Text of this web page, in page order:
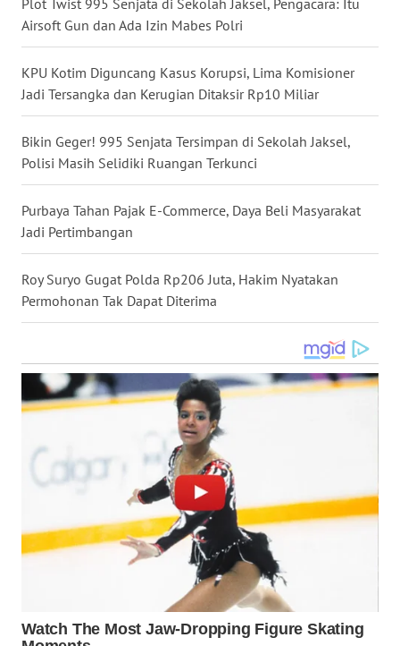
Plot Twist 995 Senjata di Sekolah Jaksel, Pengacara: Itu
Airsoft Gun dan Ada Izin Mabes Polri
KPU Kotim Diguncang Kasus Korupsi, Lima Komisioner
Jadi Tersangka dan Kerugian Ditaksir Rp10 Miliar
Bikin Geger! 995 Senjata Tersimpan di Sekolah Jaksel,
Polisi Masih Selidiki Ruangan Terkunci
Purbaya Tahan Pajak E-Commerce, Daya Beli Masyarakat
Jadi Pertimbangan
Roy Suryo Gugat Polda Rp206 Juta, Hakim Nyatakan
Permohonan Tak Dapat Diterima
WN
WN
WN
JATIM
WN
BALI
WN
KALBAR
KALTENG
WN
WN
SULSEL